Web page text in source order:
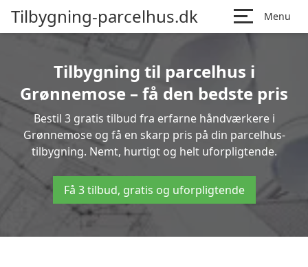
Tilbygning-parcelhus.dk Menu
Tilbygning til parcelhus i
Grønnemose – få den bedste pris
Bestil 3 gratis tilbud fra erfarne håndværkere i
Grønnemose og få en skarp pris på din parcelhus-
tilbygning. Nemt, hurtigt og helt uforpligtende.
Få 3 tilbud, gratis og uforpligtende